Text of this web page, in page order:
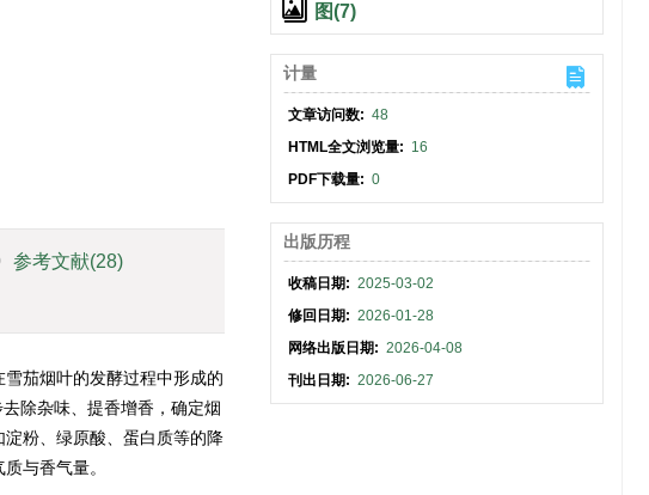
参考文献(28)
茄烟叶的发酵过程中形成的
除杂味、提香增香，确定烟
粉、绿原酸、蛋白质等的降
与香气量。
图(7)
计量
文章访问数: 48
HTML全文浏览量: 16
PDF下载量: 0
出版历程
收稿日期: 2025-03-02
修回日期: 2026-01-28
网络出版日期: 2026-04-08
刊出日期: 2026-06-27